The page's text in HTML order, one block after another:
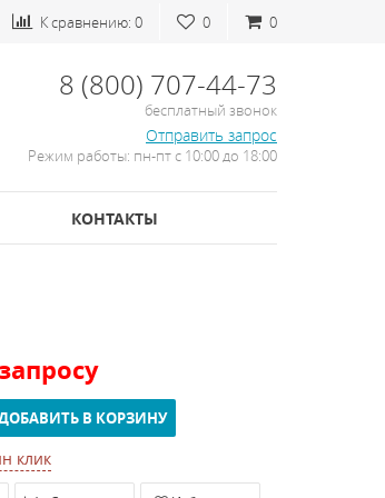
0
0
К сравнению: 0
8 (800) 707-44-73
бесплатный звонок
Отправить запрос
Режим работы: пн-пт с 10:00 до 18:00
КОНТАКТЫ
В КОРЗИНУ
клик